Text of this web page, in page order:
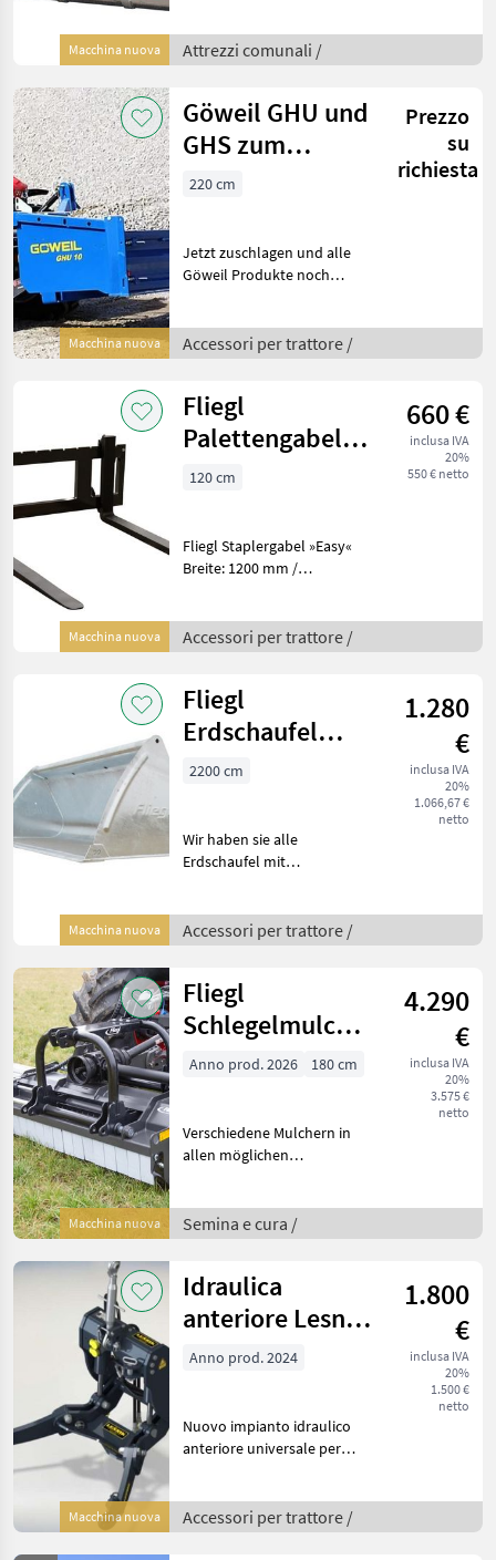
Macchina nuova
Angeboten: 2300 mm /
schwenkbar / mit
verzinkt Die
Attrezzi comunali /
Macchina nuova
Göweil GHU und
GHS zum
Aktionspreis
Prezzo
su
richiesta
220 cm
Jetzt zuschlagen und alle
Göweil Produkte noch
Fragen sie uns nach Ihren
Wunschtype und wir
Accessori per trattore /
Macchina nuova
Fliegl
Palettengabel
Aktion solange
660 €
inclusa IVA
20%
550 € netto
120 cm
Fliegl Staplergabel »Easy«
Breite: 1200 mm /
Wunsch auch mit 900mm
Zinken Länge Features: »
Accessori per trattore /
Macchina nuova
Fliegl
Erdschaufel
Schwergutschaufel
1.280
€
inclusa IVA
20%
1.066,67 €
netto
2200 cm
Wir haben sie alle
Erdschaufel mit
Vorrat reicht Fragen soe
uns nach ihrer
Accessori per trattore /
Macchina nuova
Fliegl
Schlegelmulcher
TURBO 1800
4.290
€
inclusa IVA
20%
3.575 €
netto
Anno prod. 2026 180 cm
Verschiedene Mulchern in
allen möglichen
angeboten : FLIEGL
Schlegelmulcher »TURBO
Schlegelmulcher »TURBO«
h
Semina e cura /
Macchina nuova
Idraulica
anteriore Lesnik
Lesnik SHL S25
1.800
€
inclusa IVA
20%
1.500 €
netto
Anno prod. 2024
Nuovo impianto idraulico
anteriore universale per
per autoassemblaggio
SENZA console Impianto
Accessori per trattore /